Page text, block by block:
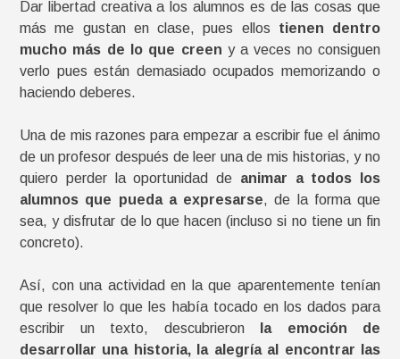
Dar libertad creativa a los alumnos es de las cosas que
más me gustan en clase, pues ellos tienen dentro
mucho más de lo que creen y a veces no consiguen
verlo pues están demasiado ocupados memorizando o
haciendo deberes.
Una de mis razones para empezar a escribir fue el ánimo
de un profesor después de leer una de mis historias, y no
quiero perder la oportunidad de animar a todos los
alumnos que pueda a expresarse, de la forma que
sea, y disfrutar de lo que hacen (incluso si no tiene un fin
concreto).
Así, con una actividad en la que aparentemente tenían
que resolver lo que les había tocado en los dados para
escribir un texto, descubrieronla emoción de
desarrollar una historia, la alegría al encontrar las